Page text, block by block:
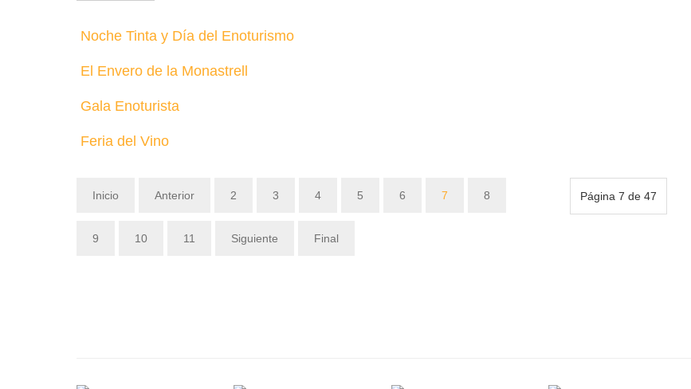
Noche Tinta y Día del Enoturismo
El Envero de la Monastrell
Gala Enoturista
Feria del Vino
Página 7 de 47
Inicio Anterior 2 3 4 5 6 7 8
9 10 11 Siguiente Final